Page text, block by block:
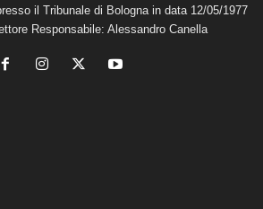
il Tribunale di Bologna in data 12/05/1977
Responsabile: Alessandro Canella